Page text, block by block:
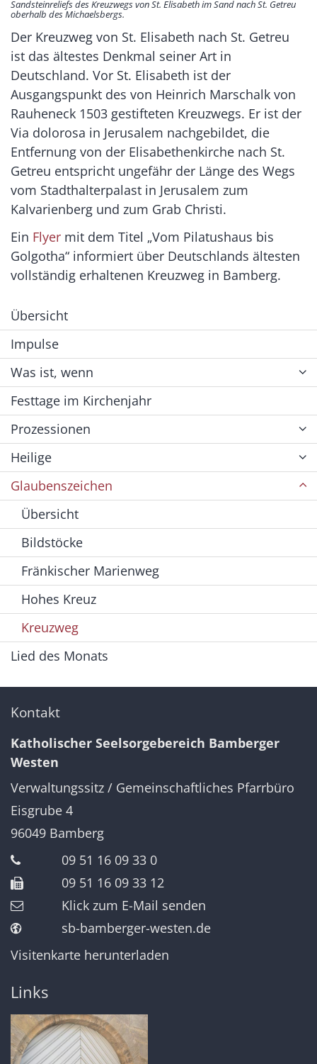
Sandsteinreliefs des Kreuzwegs von St. Elisabeth im Sand nach St. Getreu
oberhalb des Michaelsbergs.
Der Kreuzweg von St. Elisabeth nach St. Getreu
ist das ältestes Denkmal seiner Art in
Deutschland. Vor St. Elisabeth ist der
Ausgangspunkt des von Heinrich Marschalk von
Rauheneck 1503 gestifteten Kreuzwegs. Er ist der
Via dolorosa in Jerusalem nachgebildet, die
Entfernung von der Elisabethenkirche nach St.
Getreu entspricht ungefähr der Länge des Wegs
vom Stadthalterpalast in Jerusalem zum
Kalvarienberg und zum Grab Christi.
Ein Flyer mit dem Titel „Vom Pilatushaus bis
Golgotha“ informiert über Deutschlands ältesten
vollständig erhaltenen Kreuzweg in Bamberg.
Übersicht
Impulse
Was ist, wenn
Festtage im Kirchenjahr
Prozessionen
Heilige
Glaubenszeichen
Übersicht
Bildstöcke
Fränkischer Marienweg
Hohes Kreuz
Kreuzweg
Lied des Monats
Kontakt
Katholischer Seelsorgebereich Bamberger
Westen
Verwaltungssitz / Gemeinschaftliches Pfarrbüro
Eisgrube 4
96049 Bamberg
09 51 16 09 33 0
09 51 16 09 33 12
Klick zum E-Mail senden
sb-bamberger-westen.de
Visitenkarte herunterladen
Links